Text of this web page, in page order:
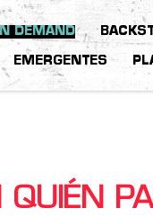
DEMAND
EMERGENTES